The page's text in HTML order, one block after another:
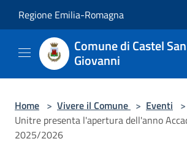
Regione Emilia-Romagna
Comune di Castel San
Giovanni
Home > Vivere il Comune > Eventi >
Unitre presenta l'apertura dell'anno
2025/2026